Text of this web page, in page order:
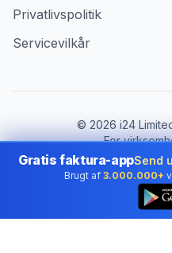
Privatlivspolitik
Servicevilkår
© 2026 i24
For
Skift land:
Gratis faktura-appSend
Brugt af 3.000.000+